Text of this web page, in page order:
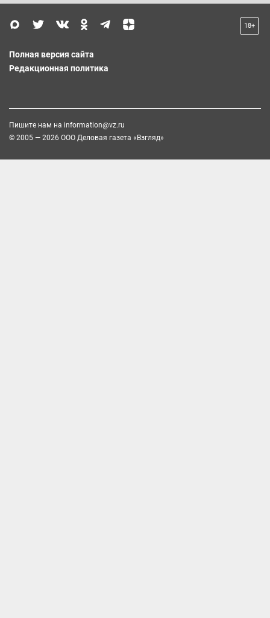
18+
Полная версия сайта
Редакционная политика
Пишите нам на information@vz.ru
© 2005 — 2026 ООО Деловая газета «Взгляд»